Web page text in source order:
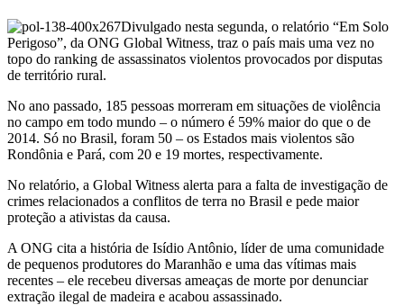
Divulgado nesta segunda, o relatório “Em Solo
Perigoso”, da ONG Global Witness, traz o país mais uma vez no
topo do ranking de assassinatos violentos provocados por disputas
de território rural.
No ano passado, 185 pessoas morreram em situações de violência
no campo em todo mundo – o número é 59% maior do que o de
2014. Só no Brasil, foram 50 – os Estados mais violentos são
Rondônia e Pará, com 20 e 19 mortes, respectivamente.
No relatório, a Global Witness alerta para a falta de investigação de
crimes relacionados a conflitos de terra no Brasil e pede maior
proteção a ativistas da causa.
A ONG cita a história de Isídio Antônio, líder de uma comunidade
de pequenos produtores do Maranhão e uma das vítimas mais
recentes – ele recebeu diversas ameaças de morte por denunciar
extração ilegal de madeira e acabou assassinado.